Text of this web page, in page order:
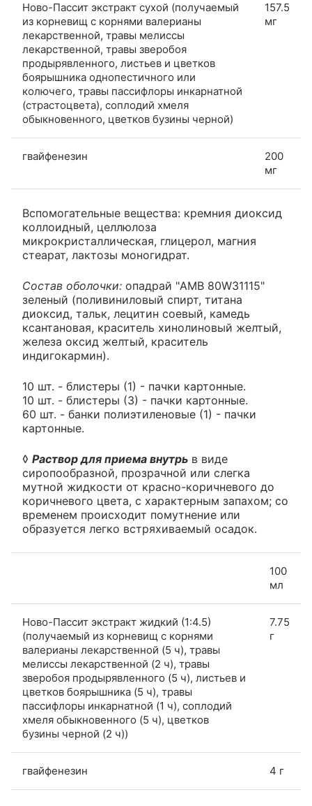
Ново-Пассит экстракт сухой (получаемый
из корневищ с корнями валерианы
лекарственной, травы мелиссы
лекарственной, травы зверобоя
продырявленного, листьев и цветков
боярышника однопестичного или
колючего, травы пассифлоры инкарнатной
(страстоцвета), соплодий хмеля
обыкновенного, цветков бузины черной)
157.5
мг
гвайфенезин
200
мг
Вспомогательные вещества: кремния диоксид
коллоидный, целлюлоза
микрокристаллическая, глицерол, магния
стеарат, лактозы моногидрат.
Состав оболочки: опадрай "AMB 80W31115"
зеленый (поливиниловый спирт, титана
диоксид, тальк, лецитин соевый, камедь
ксантановая, краситель хинолиновый желтый,
железа оксид желтый, краситель
индигокармин).
10 шт. - блистеры (1) - пачки картонные.
10 шт. - блистеры (3) - пачки картонные.
60 шт. - банки полиэтиленовые (1) - пачки
картонные.
◊ Раствор для приема внутрь в виде
сиропообразной, прозрачной или слегка
мутной жидкости от красно-коричневого до
коричневого цвета, с характерным запахом; со
временем происходит помутнение или
образуется легко встряхиваемый осадок.
100
мл
Ново-Пассит экстракт жидкий (1:4.5)
(получаемый из корневищ с корнями
валерианы лекарственной (5 ч), травы
мелиссы лекарственной (2 ч), травы
зверобоя продырявленного (5 ч), листьев и
цветков боярышника (5 ч), травы
пассифлоры инкарнатной (1 ч), соплодий
хмеля обыкновенного (5 ч), цветков
бузины черной (2 ч))
7.75
г
гвайфенезин 4 г